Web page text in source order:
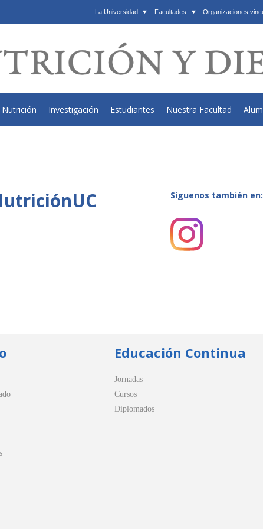
La Universidad Facultades Organizaciones
Nutrición Investigación Estudiantes Nuestra Facultad
Síguenos también en:
Educación Continua
Jornadas
Cursos
Diplomados